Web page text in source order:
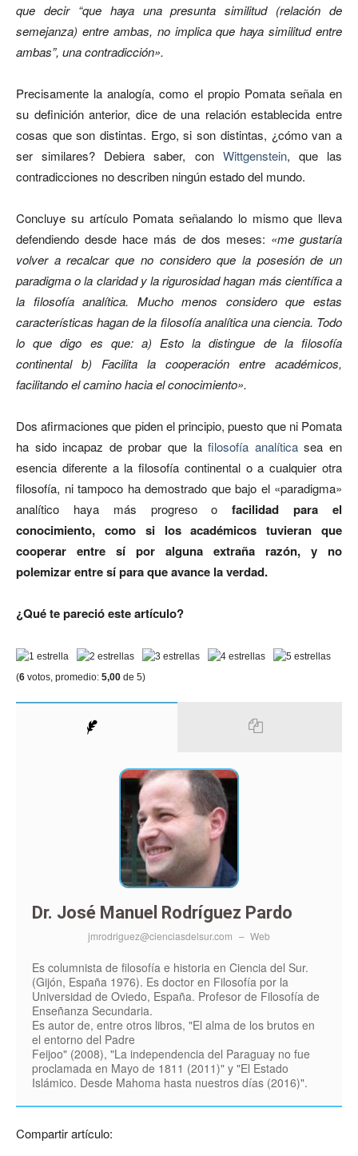
que decir “que haya una presunta similitud (relación de
semejanza) entre ambas, no implica que haya similitud entre
ambas”, una contradicción».
Precisamente la analogía, como el propio Pomata señala en
su definición anterior, dice de una relación establecida entre
cosas que son distintas. Ergo, si son distintas, ¿cómo van a
ser similares? Debiera saber, con Wittgenstein, que las
contradicciones no describen ningún estado del mundo.
Concluye su artículo Pomata señalando lo mismo que lleva
defendiendo desde hace más de dos meses: «me gustaría
volver a recalcar que no considero que la posesión de un
paradigma o la claridad y la rigurosidad hagan más científica a
la filosofía analítica. Mucho menos considero que estas
características hagan de la filosofía analítica una ciencia. Todo
lo que digo es que: a) Esto la distingue de la filosofía
continental b) Facilita la cooperación entre académicos,
facilitando el camino hacia el conocimiento».
Dos afirmaciones que piden el principio, puesto que ni Pomata
ha sido incapaz de probar que lafilosofía analíticasea en
esencia diferente a la filosofía continental o a cualquier otra
filosofía, ni tampoco ha demostrado que bajo el «paradigma»
analítico haya más progreso ofacilidad para el
conocimiento, como si los académicos tuvieran que
cooperar entre sí por alguna extraña razón, y no
polemizar entre sí para que avance la verdad.
¿Qué te pareció este artículo?
(6 votos, promedio: 5,00 de 5)
Dr. José Manuel Rodríguez Pardo
jmrodriguez@cienciasdelsur.com – Web
Es columnista de filosofía e historia en Ciencia del Sur.
(Gijón, España 1976). Es doctor en Filosofía por la
Universidad de Oviedo, España. Profesor de Filosofía de
Enseñanza Secundaria.
Es autor de, entre otros libros, "El alma de los brutos en
el entorno del Padre
Feijoo" (2008), "La independencia del Paraguay no fue
proclamada en Mayo de 1811 (2011)" y "El Estado
Islámico. Desde Mahoma hasta nuestros días (2016)".
Compartir artículo: